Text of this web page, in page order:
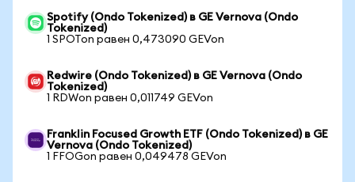
Spotify (Ondo Tokenized) в GE Vernova (Ondo
Tokenized)
1 SPOTon равен 0,473090 GEVon
Redwire (Ondo Tokenized) в GE Vernova (Ondo
Tokenized)
1 RDWon равен 0,011749 GEVon
Franklin Focused Growth ETF (Ondo Tokenized) в GE
Vernova (Ondo Tokenized)
1 FFOGon равен 0,049478 GEVon